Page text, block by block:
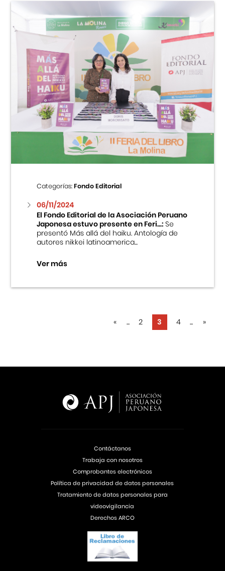
Categorías:Fondo Editorial
06/11/2024
El Fondo Editorial de la Asociación Peruano
Japonesa estuvo presente en Feri...:Se
presentó Más allá del haiku. Antología de
autores nikkei latinoamerica...
Ver más
« ... 2 3 4 ... »
Contáctanos
Trabaja con nosotros
Comprobantes electrónicos
Política de privacidad de datos personales
Tratamiento de datos personales para
videovigilancia
Derechos ARCO